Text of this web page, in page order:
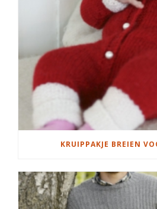
KRUIPPAKJE BREIEN